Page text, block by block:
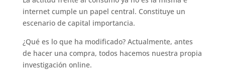
internet cumple un papel central. Constituye un
escenario de capital importancia.
¿Qué es lo que ha modificado? Actualmente, antes
de hacer una compra, todos hacemos nuestra propia
investigación online.